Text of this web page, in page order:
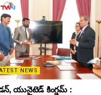
NEWS
యునైటెడ్ కింగ్డమ్ :